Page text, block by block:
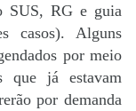
SUS, RG e guia
casos). Alguns
por meio
que já estavam
por demanda